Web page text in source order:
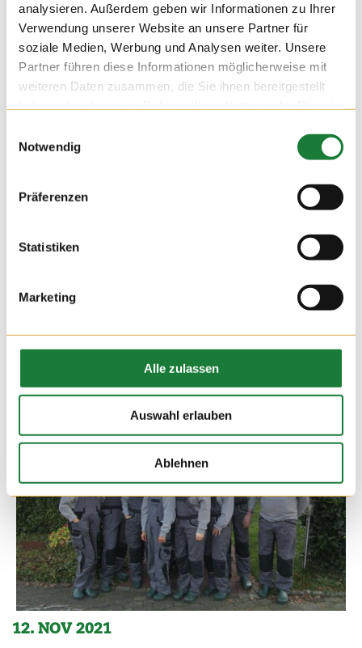
analysieren. Außerdem geben wir Informationen zu Ihrer
Verwendung unserer Website an unsere Partner für
soziale Medien, Werbung und Analysen weiter. Unsere
Partner führen diese Informationen möglicherweise mit
weiteren Daten zusammen, die Sie ihnen bereitgestellt
Notwendig
Präferenzen
Statistiken
Marketing
Alle zulassen
Auswahl erlauben
Ablehnen
Wir durften am Mittwoch auf dem Hof Hatke die Klassen 4
Für die Schülerinnen und Schüler der Förderschule wurde die
Führung zu einer erlebnisreichen Stationsarbeit, bei der sie
12. NOV 2021